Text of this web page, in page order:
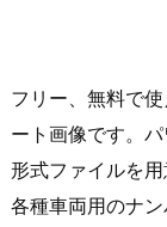
フリー、無料で
ート画像です。
形式ファイルを用
各種車両用のナ